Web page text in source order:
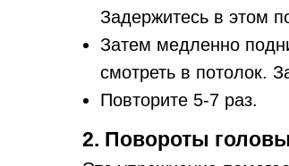
Задержитесь в этом
Затем медленно
смотреть в потолок.
Повторите 5-7 раз.
2. Повороты